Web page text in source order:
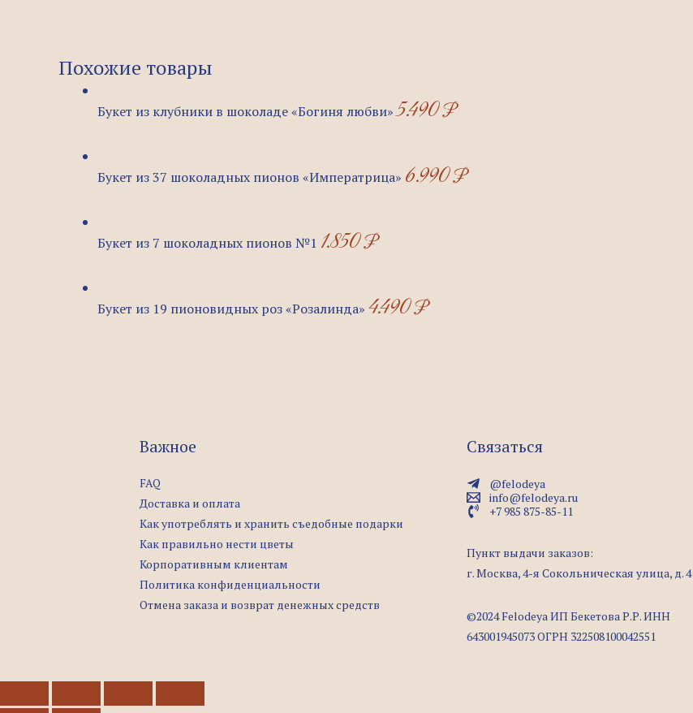
Похожие товары
Букет из клубники в шоколаде «Богиня любви» 5.490₽
Букет из 37 шоколадных пионов «Императрица» 6.990₽
Букет из 7 шоколадных пионов №1 1.850₽
Букет из 19 пионовидных роз «Розалинда» 4.490₽
Важное
FAQ
Доставка и оплата
Как употреблять и хранить съедобные подарки
Как правильно нести цветы
Корпоративным клиентам
Политика конфиденциальности
Отмена заказа и возврат денежных средств
Связаться
@felodeya
info@felodeya.ru
+7 985 875-85-11
Пункт выдачи заказов:
г. Москва, 4-я Сокольническая улица, д. 4
©2024 Felodeya ИП Бекетова Р.Р. ИНН
643001945073 ОГРН 322508100042551